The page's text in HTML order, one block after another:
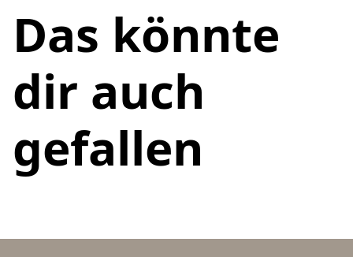
Das könnte
dir auch
gefallen